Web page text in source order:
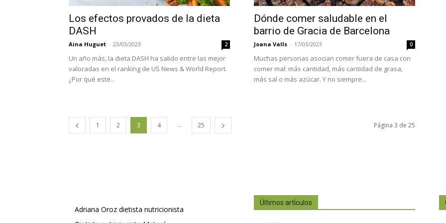
Los efectos provados de la dieta
DASH
Aina Huguet - 23/03/2023 2
Un año más, la dieta DASH ha salido entre las mejor
valoradas en el ranking de US News & World Report.
¿Por qué este...
Dónde comer saludable en el
barrio de Gracia de Barcelona
Joana Valls - 17/03/2023 0
Muchas personas asocian comer fuera de casa con
comer mal: más cantidad, más cantidad de grasa,
más sal o más azúcar. Y no siempre...
1 2 3 4 ... 25 Página 3 de 25
Adriana Oroz dietista nutricionista
Últimos artículos